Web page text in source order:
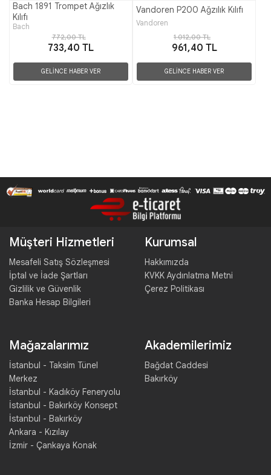
Bach 1891 Trompet Ağızlık
Kılıfı
Bach
772,00 TL
733,40 TL
GELİNCE HABER VER
Vandoren P200 Ağzılık Kılıfı
Vandoren
1.012,00 TL
961,40 TL
GELİNCE HABER VER
Müşteri Hizmetleri
Mesafeli Satış Sözleşmesi
İptal ve İade Şartları
Gizlilik ve Güvenlik
Banka Hesap Bilgileri
Kurumsal
Hakkımızda
KVKK Aydınlatma Metni
Çerez Politikası
Mağazalarımız
İstanbul - Taksim Tünel
Merkez
İstanbul - Kadıköy Feneryolu
İstanbul - Bakırköy Konsept
İstanbul - Bakırköy
Ankara - Kızılay
İzmir - Çankaya Konak
Akademilerimiz
Bağdat Caddesi
Bakırköy